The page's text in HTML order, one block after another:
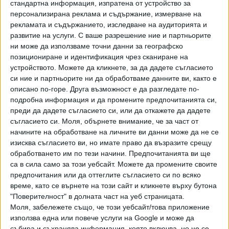
стандартна информация, изпратена от устройство за
персонализирана реклама и съдържание, измерване на
рекламата и съдържанието, изследване на аудиторията и
развитие на услуги. С ваше разрешение ние и партньорите
ни може да използваме точни данни за географско
позициониране и идентификация чрез сканиране на
устройството. Можете да кликнете, за да дадете съгласието
си ние и партньорите ни да обработваме данните ви, както е
описано по-горе. Друга възможност е да разгледате по-
подробна информация и да промените предпочитанията си,
преди да дадете съгласието си, или да откажете да дадете
съгласието си.
Моля, обърнете внимание, че за част от
начините на обработване на личните ви данни може да не се
изисква съгласието ви, но имате право да възразите срещу
обработването им по тези начини. Предпочитанията ви ще
са в сила само за този уебсайт. Можете да промените своите
предпочитания или да оттеглите съгласието си по всяко
време, като се върнете на този сайт и кликнете върху бутона
"Поверителност" в долната част на уеб страницата.
Моля, забележете също, че този уебсайт/това приложение
използва една или повече услуги на Google и може да
които са ни дали, дават заето. Писахме и в обратната
форма - не очаквам особена реакция от тях",
разсъждава бащата.
Сигнали има и от други родители. По техни наблюдения
понякога подадената от тях информация отново се
появява, но след неколкократно натискане на бутон
Refresh. При това обаче не им се дава възможност да
запишат избраните училища, за които да кандидатстват.
"В момента системата се обновява във връзка с
пускането на свободните места за първи клас! Молим да
имате търпение и да нe пускате безброй постове "Защo
не мога да вляза?". Не рефрешвайте и сайта много
много, оставете го намира за малко", написаха
администраторите на фейсбук групата "Прием в първи
клас в София".
В "Сега" попита Столична община на какво се дължи